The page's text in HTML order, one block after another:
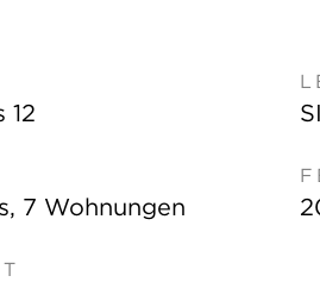
12
7 Wohnungen